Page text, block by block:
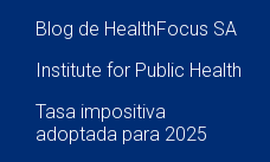
Blog de HealthFocus SA
Institute for Public Health
Tasa impositiva
adoptada para 2025